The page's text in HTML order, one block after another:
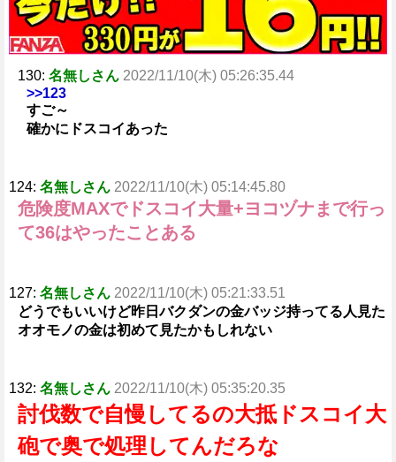
130: 名無しさん 2022/11/10(木) 05:26:35.44
>>123
すご～
確かにドスコイあった
124: 名無しさん 2022/11/10(木) 05:14:45.80
危険度MAXでドスコイ大量+ヨコヅナまで行っ
て36はやったことある
127: 名無しさん 2022/11/10(木) 05:21:33.51
どうでもいいけど昨日バクダンの金バッジ持ってる人見た
オオモノの金は初めて見たかもしれない
132: 名無しさん 2022/11/10(木) 05:35:20.35
討伐数で自慢してるの大抵ドスコイ大
砲で奥で処理してんだろな